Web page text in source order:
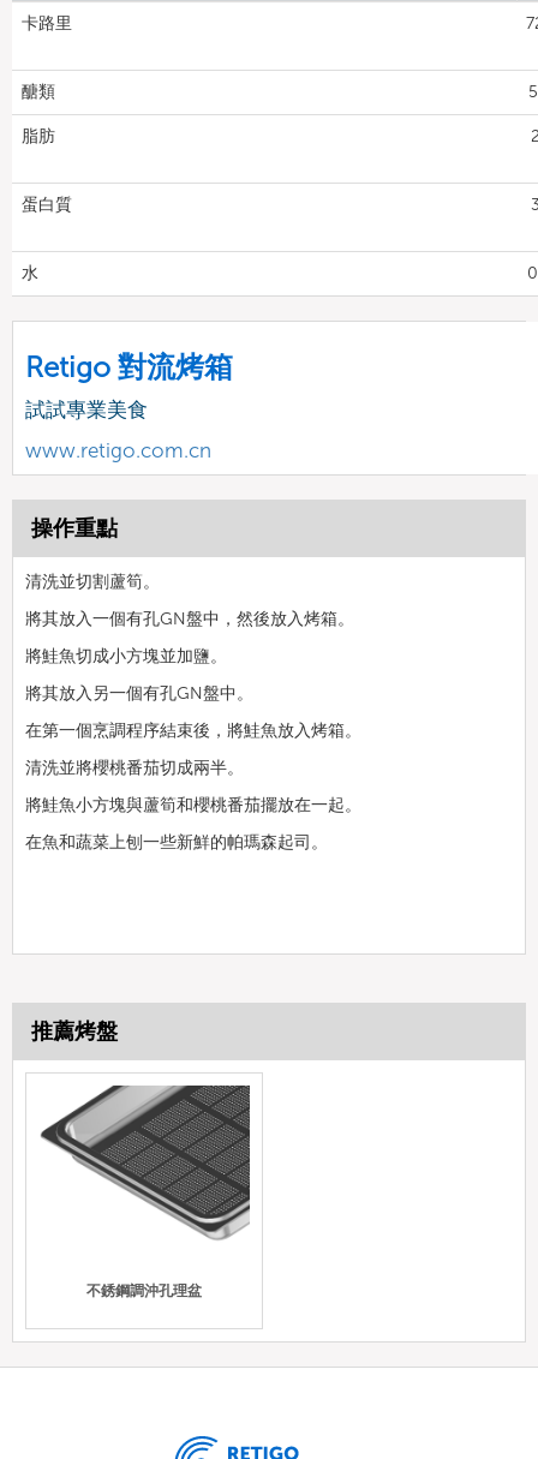
卡路里
醣類
脂肪
蛋白質
水
Retigo 對流烤箱
試試專業美食
www.retigo.com.cn
操作重點
清洗並切割蘆筍。
將其放入一個有孔GN盤中，然後放入烤箱。
將鮭魚切成小方塊並加鹽。
將其放入另一個有孔GN盤中。
在第一個烹調程序結束後，將鮭魚放入烤箱。
清洗並將櫻桃番茄切成兩半。
將鮭魚小方塊與蘆筍和櫻桃番茄擺放在一起。
在魚和蔬菜上刨一些新鮮的帕瑪森起司。
推薦烤盤
不銹鋼調沖孔理盆